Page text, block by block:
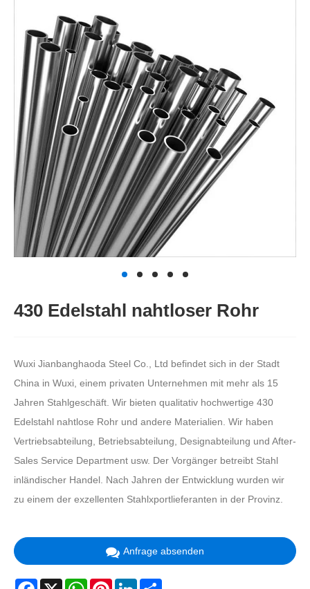
430 Edelstahl nahtloser Rohr
Wuxi Jianbanghaoda Steel Co., Ltd befindet sich in der Stadt
China in Wuxi, einem privaten Unternehmen mit mehr als 15
Jahren Stahlgeschäft. Wir bieten qualitativ hochwertige 430
Edelstahl nahtlose Rohr und andere Materialien. Wir haben
Vertriebsabteilung, Betriebsabteilung, Designabteilung und After-
Sales Service Department usw. Der Vorgänger betreibt Stahl
inländischer Handel. Nach Jahren der Entwicklung wurden wir
zu einem der exzellenten Stahlxportlieferanten in der Provinz.
Anfrage absenden
Facebook
X WhatsAppPinterestLinkedIn